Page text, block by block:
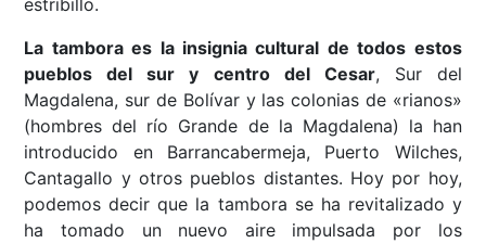
La tambora es la insignia cultural de todos estos
pueblos del sur y centro del Cesar, Sur del
Magdalena, sur de Bolívar y las colonias de «rianos»
(hombres del río Grande de la Magdalena) la han
introducido en Barrancabermeja, Puerto Wilches,
Cantagallo y otros pueblos distantes. Hoy por hoy,
podemos decir que la tambora se ha revitalizado y
ha tomado un nuevo aire impulsada por los